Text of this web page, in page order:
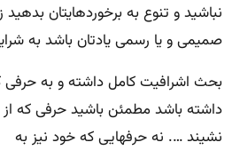
نباشید و تنوع به برخوردهایتان
صمیمی و یا رسمی یادتان باشد به
بحث اشرافیت کامل داشته و به حرفی
داشته باشد مطمئن باشید حرفی که از
نشیند …. نه حرفهایی که خود نیز به